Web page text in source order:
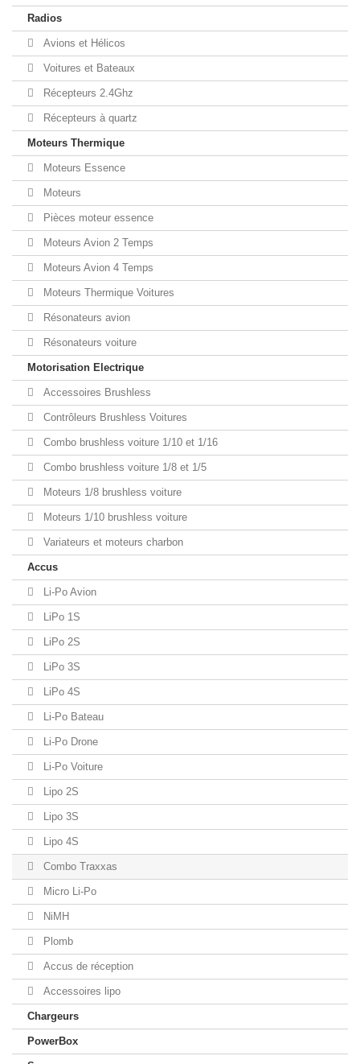
Radios
Avions et Hélicos
Voitures et Bateaux
Récepteurs 2.4Ghz
Récepteurs à quartz
Moteurs Thermique
Moteurs Essence
Moteurs
Pièces moteur essence
Moteurs Avion 2 Temps
Moteurs Avion 4 Temps
Moteurs Thermique Voitures
Résonateurs avion
Résonateurs voiture
Motorisation Electrique
Accessoires Brushless
Contrôleurs Brushless Voitures
Combo brushless voiture 1/10 et 1/16
Combo brushless voiture 1/8 et 1/5
Moteurs 1/8 brushless voiture
Moteurs 1/10 brushless voiture
Variateurs et moteurs charbon
Accus
Li-Po Avion
LiPo 1S
LiPo 2S
LiPo 3S
LiPo 4S
Li-Po Bateau
Li-Po Drone
Li-Po Voiture
Lipo 2S
Lipo 3S
Lipo 4S
Combo Traxxas
Micro Li-Po
NiMH
Plomb
Accus de réception
Accessoires lipo
Chargeurs
PowerBox